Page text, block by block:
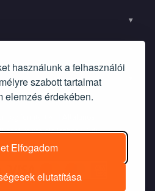
használunk a felhasználói
szabott tartalmat
elemzés érdekében.
Elfogadom
elutatítása
▾
jog fenntartva. |
minta elálláshoz|Süti